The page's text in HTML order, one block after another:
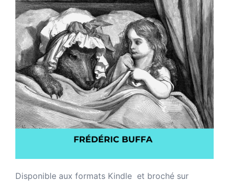
Disponible aux formats Kindle et broché sur